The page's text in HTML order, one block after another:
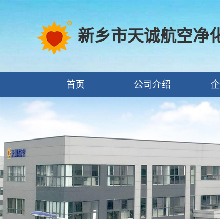
新乡市天诚航空净
首页 公司介绍